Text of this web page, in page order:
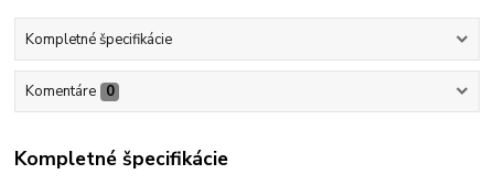
Kompletné špecifikácie
Komentáre 0
Kompletné špecifikácie